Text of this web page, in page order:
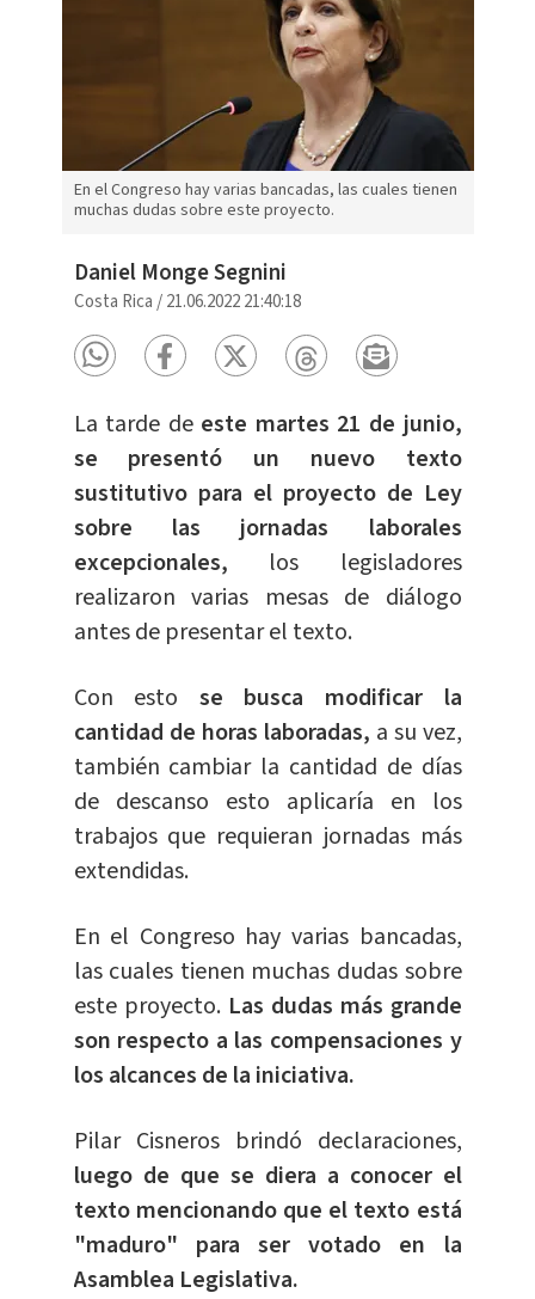
En el Congreso hay varias bancadas, las cuales tienen
muchas dudas sobre este proyecto.
Daniel Monge Segnini
Costa Rica /21.06.2022 21:40:18
La tarde de este martes 21 de junio,
se presentó un nuevo texto
sustitutivo para el proyecto de Ley
sobre las jornadas laborales
excepcionales, los legisladores
realizaron varias mesas de diálogo
antes de presentar el texto.
Con esto se busca modificar la
cantidad de horas laboradas, a su vez,
también cambiar la cantidad de días
de descanso esto aplicaría en los
trabajos que requieran jornadas más
extendidas.
En el Congreso hay varias bancadas,
las cuales tienen muchas dudas sobre
este proyecto.Las dudas más grande
son respecto a las compensaciones y
los alcances de la iniciativa.
Pilar Cisneros brindó declaraciones,
luego de que se diera a conocer el
texto mencionando que el texto está
"maduro" para ser votado en la
Asamblea Legislativa.